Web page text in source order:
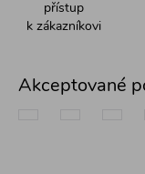
přístup
k zákazníkovi
Akceptované